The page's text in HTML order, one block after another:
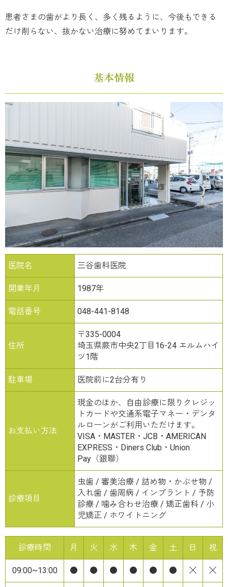
患者さまの歯がより長く、多く残るように、今後もできる
だけ削らない、抜かない治療に努めてまいります。
基本情報
医院名 三谷歯科医院
開業年月 1987年
電話番号 048-441-8148
住所
〒335-0004
埼玉県蕨市中央2丁目16-24 エルムハイ
ツ1階
駐車場 医院前に2台分有り
お支払い方法
現金のほか、自由診療に限りクレジッ
トカードや交通系電子マネー・デンタ
ルローンがご利用いただけます。
VISA・MASTER・JCB・AMERICAN
EXPRESS・Diners Club・Union
Pay（銀聯）
診療項目
虫歯 / 審美治療 / 詰め物・かぶせ物 /
入れ歯 / 歯周病 / インプラント / 予防
診療 / 噛み合わせ治療 / 矯正歯科 / 小
児矯正 / ホワイトニング
診療時間 月 火 水 木 金 土 日 祝
09:00~13:00